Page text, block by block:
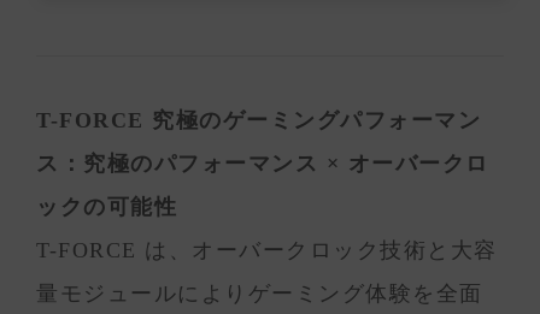
T-FORCE 究極のゲーミングパフォーマン
ス：究極のパフォーマンス × オーバークロ
ックの可能性
T-FORCE は、オーバークロック技術と大容
量モジュールによりゲーミング体験を全面